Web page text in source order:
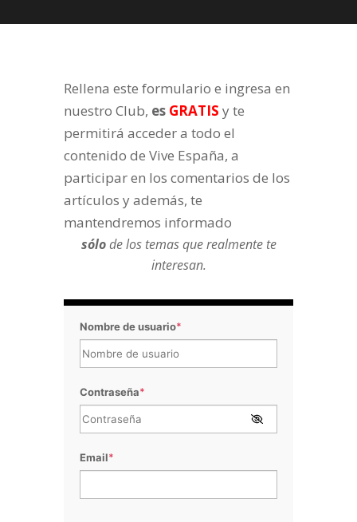
Rellena este formulario e ingresa en
nuestro Club, es GRATIS y te
permitirá acceder a todo el
contenido de Vive España, a
participar en los comentarios de los
artículos y además, te
mantendremos informado
sólode los temas que realmente te
interesan.
Nombre de usuario*
Contraseña*
Email*